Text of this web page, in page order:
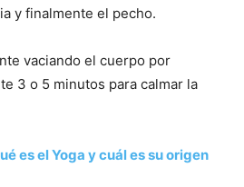
y finalmente el pecho.
vaciando el cuerpo por
3 o 5 minutos para calmar la
es el Yoga y cuál es su origen